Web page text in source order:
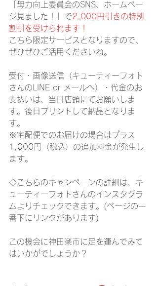
「母力向上委員会のSNS、ホームペー
ジ見ました！」で2,000円引きの特別
割引を受けられます！
こちら限定サービスとなりますので、
ぜひぜひご活用くださいね。
受付・画像送信（キューティーフォト
さんのLINE or メールへ）・代金のお
支払いは、当日店頭にてお願いしま
す。後日プリントして納品となりま
す。
※宅配便でのお届けの場合はプラス
1,000円（税込）の追加料金が発生し
ます。
◇こちらのキャンペーンの詳細は、キ
ューティーフォトさんのインスタグラ
ムよりチェックできます。(ページの一
番下にリンクがあります)
この機会に神田楽市に足を運んでみて
はいかがでしょうか？